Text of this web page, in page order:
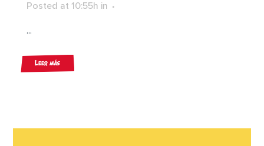
Posted at 10:55h in
...
Leer más